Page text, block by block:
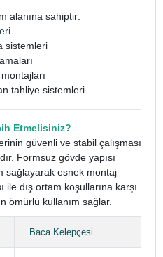
alanına sahiptir:
sistemleri
tahliye sistemleri
Etmelisiniz?
güvenli ve stabil çalışması
Formsuz gövde yapısı
sağlayarak esnek montaj
ile dış ortam koşullarına karşı
ömürlü kullanım sağlar.
Baca Kelepçesi